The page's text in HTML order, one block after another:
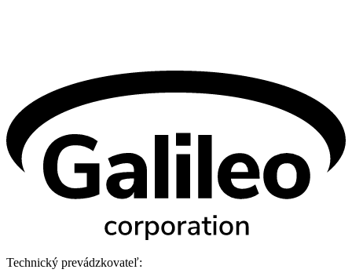
Technický prevádzkovateľ: